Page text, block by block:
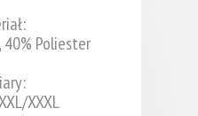
Poliester
XXXL